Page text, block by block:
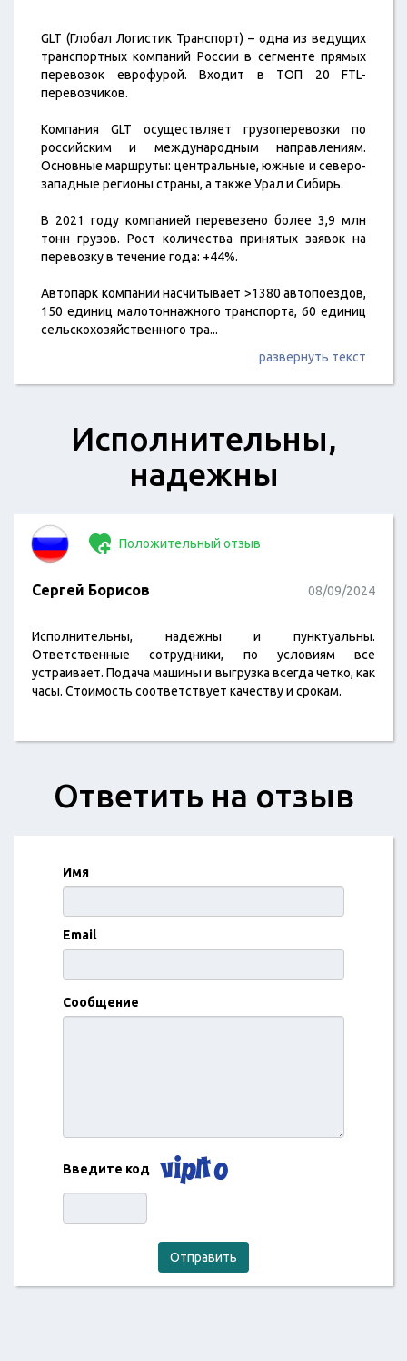
GLT (Глобал Логистик Транспорт) – одна из ведущих
транспортных компаний России в сегменте прямых
перевозок еврофурой. Входит в ТОП 20 FTL-
перевозчиков.
Компания GLT осуществляет грузоперевозки по
российским и международным направлениям.
Основные маршруты: центральные, южные и северо-
западные регионы страны, а также Урал и Сибирь.
В 2021 году компанией перевезено более 3,9 млн
тонн грузов. Рост количества принятых заявок на
перевозку в течение года: +44%.
Автопарк компании насчитывает >1380 автопоездов,
150 единиц малотоннажного транспорта, 60 единиц
сельскохозяйственного тра...
развернуть текст
Исполнительны,
надежны
Положительный отзыв
Сергей Борисов 08/09/2024
Исполнительны, надежны и пунктуальны.
Ответственные сотрудники, по условиям все
устраивает. Подача машины и выгрузка всегда четко, как
часы. Стоимость соответствует качеству и срокам.
Ответить на отзыв
Имя
Email
Сообщение
Введите код
Отправить